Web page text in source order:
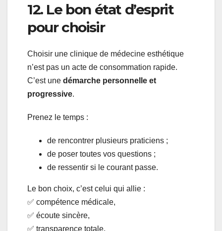
12. Le bon état d’esprit
pour choisir
Choisir une clinique de médecine esthétique
n’est pas un acte de consommation rapide.
C’est une démarche personnelle et
progressive.
Prenez le temps :
de rencontrer plusieurs praticiens ;
de poser toutes vos questions ;
de ressentir si le courant passe.
Le bon choix, c’est celui qui allie :
✅ compétence médicale,
✅ écoute sincère,
✅ transparence totale,